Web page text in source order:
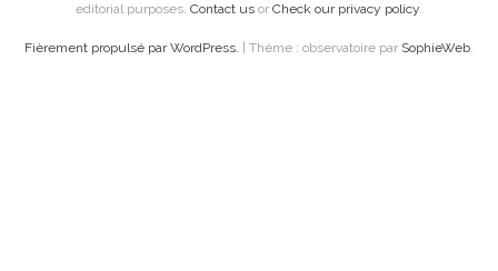
editorial purposes. Contact us or Check our privacy policy.
Fièrement propulsé par WordPress. Thème : observatoire par SophieWeb.